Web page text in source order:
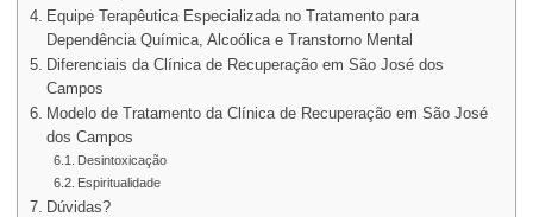
Equipe Terapêutica Especializada no Tratamento para
Dependência Química, Alcoólica e Transtorno Mental
Diferenciais da Clínica de Recuperação em São José dos
Campos
Modelo de Tratamento da Clínica de Recuperação em São José
dos Campos
Desintoxicação
Espiritualidade
Dúvidas?